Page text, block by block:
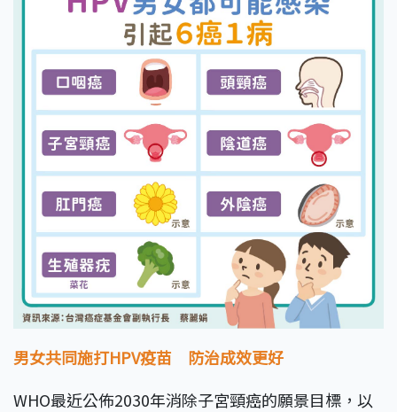
男女共同施打HPV疫苗 防治成效更好
WHO最近公佈2030年消除子宮頸癌的願景目標，以